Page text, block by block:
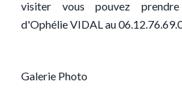
visiter vous pouvez prendre
d'Ophélie VIDAL au
Galerie Photo